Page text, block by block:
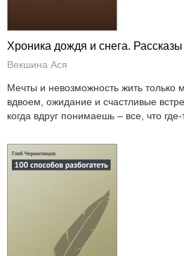
Хроника дождя и снега.
Векшина Ася
Мечты и невозможность жить только
вдвоем, ожидание и счастливые
когда вдруг понимаешь – все, что где-